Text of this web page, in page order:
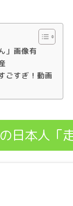
」画像有
ごすぎ！動画
日本人「